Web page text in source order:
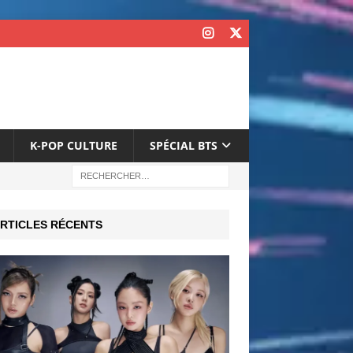
K-POP CULTURE SPÉCIAL BTS
RÉCENTS